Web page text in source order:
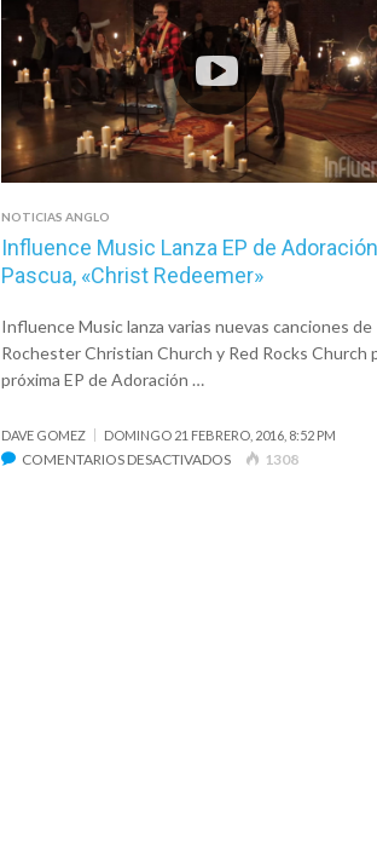
HISTORIA
DE
LA
CANCIÓN
“SOLO
ESTAR
AHÍ”
NOTICIAS ANGLO
Influence Music Lanza EP de
Pascua, «Christ Redeemer»
Influence Music lanza varias nuevas canciones de
Rochester Christian Church y Red Rocks Church
próxima EP de Adoración …
DAVE GOMEZ DOMINGO 21 FEBRERO, 2016, 8:52 PM
COMENTARIOS DESACTIVADOSEN
1308